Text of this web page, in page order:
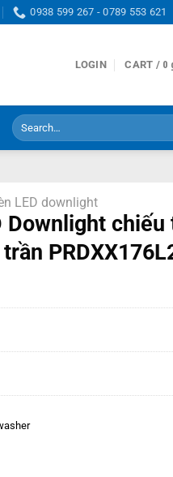
0938 599 267 - 0789 553 621
LOGIN CART / 0
Search
for:
LED downlight
Downlight chiếu
chiếu tranh 20W âm trần